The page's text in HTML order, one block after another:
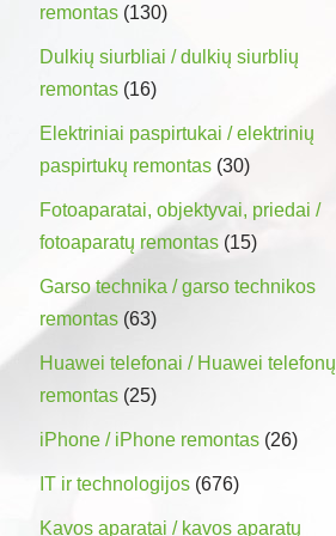
remontas (130)
Dulkių siurbliai / dulkių siurblių
remontas (16)
Elektriniai paspirtukai / elektrinių
paspirtukų remontas (30)
Fotoaparatai, objektyvai, priedai /
fotoaparatų remontas (15)
Garso technika / garso technikos
remontas (63)
Huawei telefonai / Huawei telefonų
remontas (25)
iPhone / iPhone remontas (26)
IT ir technologijos (676)
Kavos aparatai / kavos aparatų